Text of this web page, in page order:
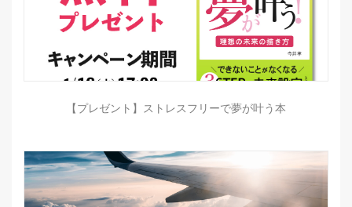
【プレゼント】ストレスフリーで夢が叶う本